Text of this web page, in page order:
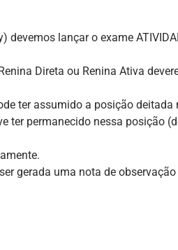
devemos lançar o exame
Direta ou Renina Ativa
ter assumido a posição
ter permanecido nessa posição
gerada uma nota de